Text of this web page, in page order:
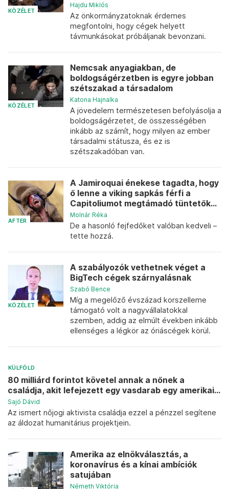
KÖZÉLET
Hajdu Miklós
Az önkormányzatoknak érdemes
megfontolni, hogy cégek helyett
távmunkásokat próbáljanak bevonzani.
KÖZÉLET
Nemcsak anyagiakban, de
boldogságérzetben is egyre jobban
szétszakad a társadalom
Katona Hajnalka
A jövedelem természetesen befolyásolja a
boldogságérzetet, de összességében
inkább az számít, hogy milyen az ember
társadalmi státusza, és ez is
szétszakadóban van.
AFTER
A Jamiroquai énekese tagadta, hogy
ő lenne a viking sapkás férfi a
Capitoliumot megtámadó tüntetők...
Molnár Réka
De a hasonló fejfedőket valóban kedveli –
tette hozzá.
KÖZÉLET
A szabályozók vethetnek véget a
BigTech cégek szárnyalásnak
Szabó Bence
Míg a megelőző évszázad korszelleme
támogató volt a nagyvállalatokkal
szemben, addig az elmúlt években inkább
ellenséges a légkör az óriáscégek körül.
KÜLFÖLD
80 milliárd forintot követel annak a nőnek a
családja, akit lefejezett egy vasdarab egy amerikai...
Sajó Dávid
Az ismert nőjogi aktivista családja ezzel a pénzzel segítene
az áldozat humanitárius projektjein.
Amerika az elnökválasztás, a
koronavírus és a kínai ambíciók
satujában
Németh Viktória